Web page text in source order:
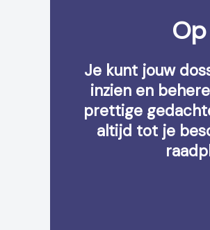
Je kunt jouw
inzien en
prettige
altijd tot je